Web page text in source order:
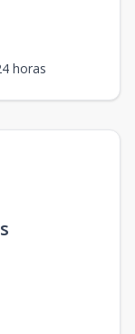
horas